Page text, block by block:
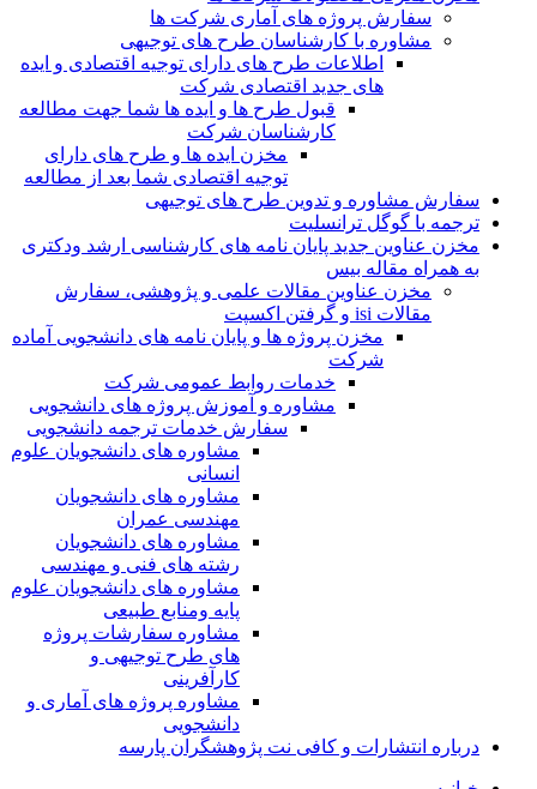
سفارش پروژه های آماری شرکت ها
مشاوره با کارشناسان طرح های توجیهی
اطلاعات طرح های دارای توجیه اقتصادی و ایده
های جدید اقتصادی شرکت
قبول طرح ها و ایده ها شما جهت مطالعه
کارشناسان شرکت
مخزن ایده ها و طرح های دارای
توجیه اقتصادی شما بعد از مطالعه
سفارش مشاوره و تدوین طرح های توجیهی
ترجمه با گوگل ترانسلیت
مخزن عناوین جدید پایان نامه های کارشناسی ارشد ودکتری
به همراه مقاله بیس
مخزن عناوین مقالات علمی و پژوهشی، سفارش
مقالات isi و گرفتن اکسپت
مخزن پروژه ها و پایان نامه های دانشجویی آماده
شرکت
خدمات روابط عمومی شرکت
مشاوره و آموزش پروژه های دانشجویی
سفارش خدمات ترجمه دانشجویی
مشاوره های دانشجویان علوم
انسانی
مشاوره های دانشجویان
مهندسی عمران
مشاوره های دانشجویان
رشته های فنی و مهندسی
مشاوره های دانشجویان علوم
پایه ومنابع طبیعی
مشاوره سفارشات پروژه
های طرح توجیهی و
کارآفرینی
مشاوره پروژه های آماری و
دانشجویی
درباره انتشارات و کافی نت پژوهشگران پارسه